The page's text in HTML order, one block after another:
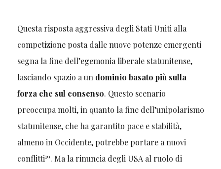
Questa risposta aggressiva degli Stati Uniti alla
competizione posta dalle nuove potenze emergenti
segna la fine dell’egemonia liberale statunitense,
lasciando spazio a un dominio basato più sulla
forza che sul consenso. Questo scenario
preoccupa molti, in quanto la fine dell’unipolarismo
statunitense, che ha garantito pace e stabilità,
almeno in Occidente, potrebbe portare a nuovi
conflitti19. Ma la rinuncia degli USA al ruolo di